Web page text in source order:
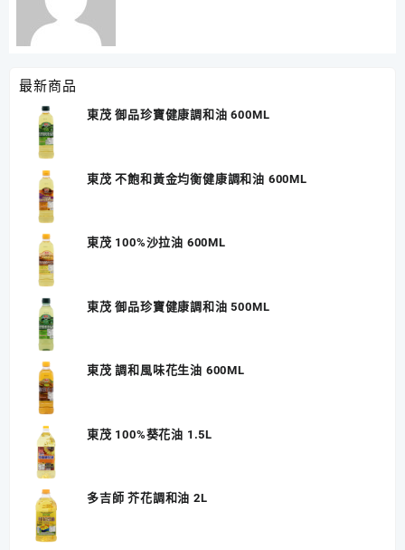
最新商品
東茂 御品珍寶健康調和油 600ML
東茂 不飽和黃金均衡健康調和油 600ML
東茂 100%沙拉油 600ML
東茂 御品珍寶健康調和油 500ML
東茂 調和風味花生油 600ML
東茂 100%葵花油 1.5L
多吉師 芥花調和油 2L